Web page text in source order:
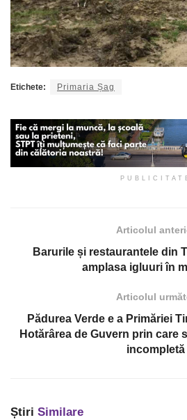
Etichete: Primaria Șag
Articolul
Barurile și restaurantele din
amplasa igluuri în
Articolul
Pădurea Verde e a Primăriei
Hotărârea de Guvern prin care
incompletă
Știri Similare